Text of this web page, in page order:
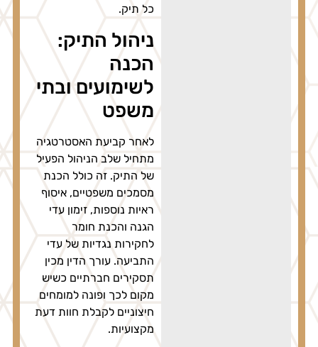
כל תיק.
ניהול התיק:
הכנה
לשימועים ובתי
משפט
לאחר קביעת האסטרטגיה
מתחיל שלב הניהול הפעיל
של התיק. זה כולל הכנת
מסמכים משפטיים, איסוף
ראיות נוספות, זימון עדי
הגנה והכנת חומר
לחקירות נגדיות של עדי
התביעה. עורך הדין מכין
תסקירים חברתיים כשיש
מקום לכך ופונה למומחים
חיצוניים לקבלת חוות דעת
מקצועיות.